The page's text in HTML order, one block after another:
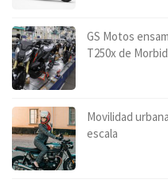
GS Motos
T250x de
Movilidad
escala